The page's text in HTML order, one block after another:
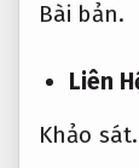
Bài bản.
Liên
Khảo sát.